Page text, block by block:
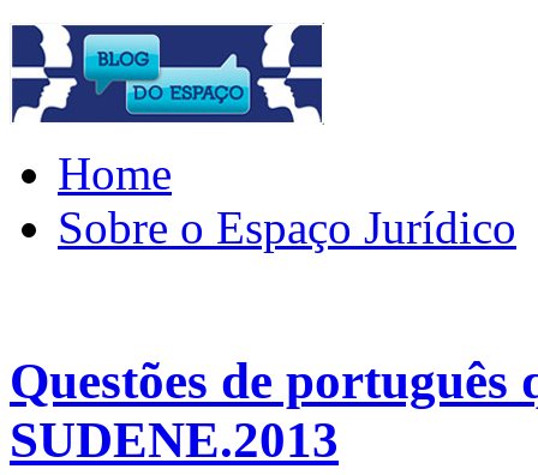
Home
Sobre o Espaço Jurídico
Questões de
SUDENE.2013